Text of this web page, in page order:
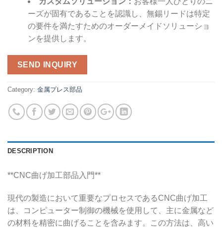
ーズが固有であることを認識し、無錫リードは特定
の要件を満たすためのオーダーメイドソリューショ
ンを提供します。
SEND INQUIRY
Category: 金属プレス部品
DESCRIPTION
**CNC曲げ加工部品入門**
現代の製造において重要なプロセスであるCNC曲げ加工
は、コンピューター制御の機械を使用して、主に金属など
の材料を精密に曲げることを含みます。この方法は、高い